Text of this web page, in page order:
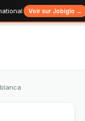
Voir sur Jobiglo →